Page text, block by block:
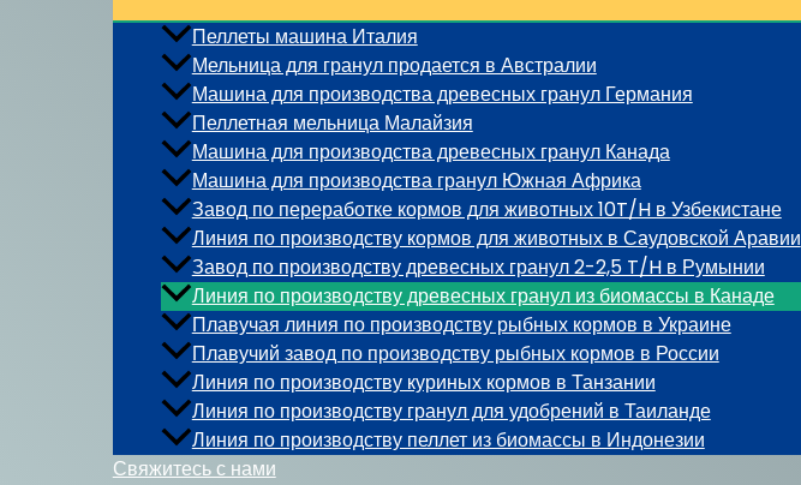
Пеллеты машина Италия
Мельница для гранул продается в Австралии
Машина для производства древесных гранул Германия
Пеллетная мельница Малайзия
Машина для производства древесных гранул Канада
Машина для производства гранул Южная Африка
Завод по переработке кормов для животных 10T/H в Узбекистане
Линия по производству кормов для животных в Саудовской Аравии
Завод по производству древесных гранул 2-2,5 T/H в Румынии
Линия по производству древесных гранул из биомассы в Канаде
Плавучая линия по производству рыбных кормов в Украине
Плавучий завод по производству рыбных кормов в России
Линия по производству куриных кормов в Танзании
Линия по производству гранул для удобрений в Таиланде
Линия по производству пеллет из биомассы в Индонезии
Свяжитесь с нами